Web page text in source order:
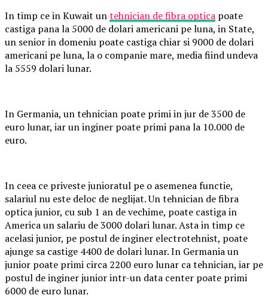
In timp ce in Kuwait untehnician de fibra optica poate
castiga pana la 5000 de dolari americani pe luna, in State,
un senior in domeniu poate castiga chiar si 9000 de dolari
americani pe luna, la o companie mare, media fiind undeva
la 5559 dolari lunar.
In Germania, un tehnician poate primi in jur de 3500 de
euro lunar, iar un inginer poate primi pana la 10.000 de
euro.
In ceea ce priveste junioratul pe o asemenea functie,
salariul nu este deloc de neglijat. Un tehnician de fibra
optica junior, cu sub 1 an de vechime, poate castiga in
America un salariu de 3000 dolari lunar. Asta in timp ce
acelasi junior, pe postul de inginer electrotehnist, poate
ajunge sa castige 4400 de dolari lunar. In Germania un
junior poate primi circa 2200 euro lunar ca tehnician, iar pe
postul de inginer junior intr-un data center poate primi
6000 de euro lunar.